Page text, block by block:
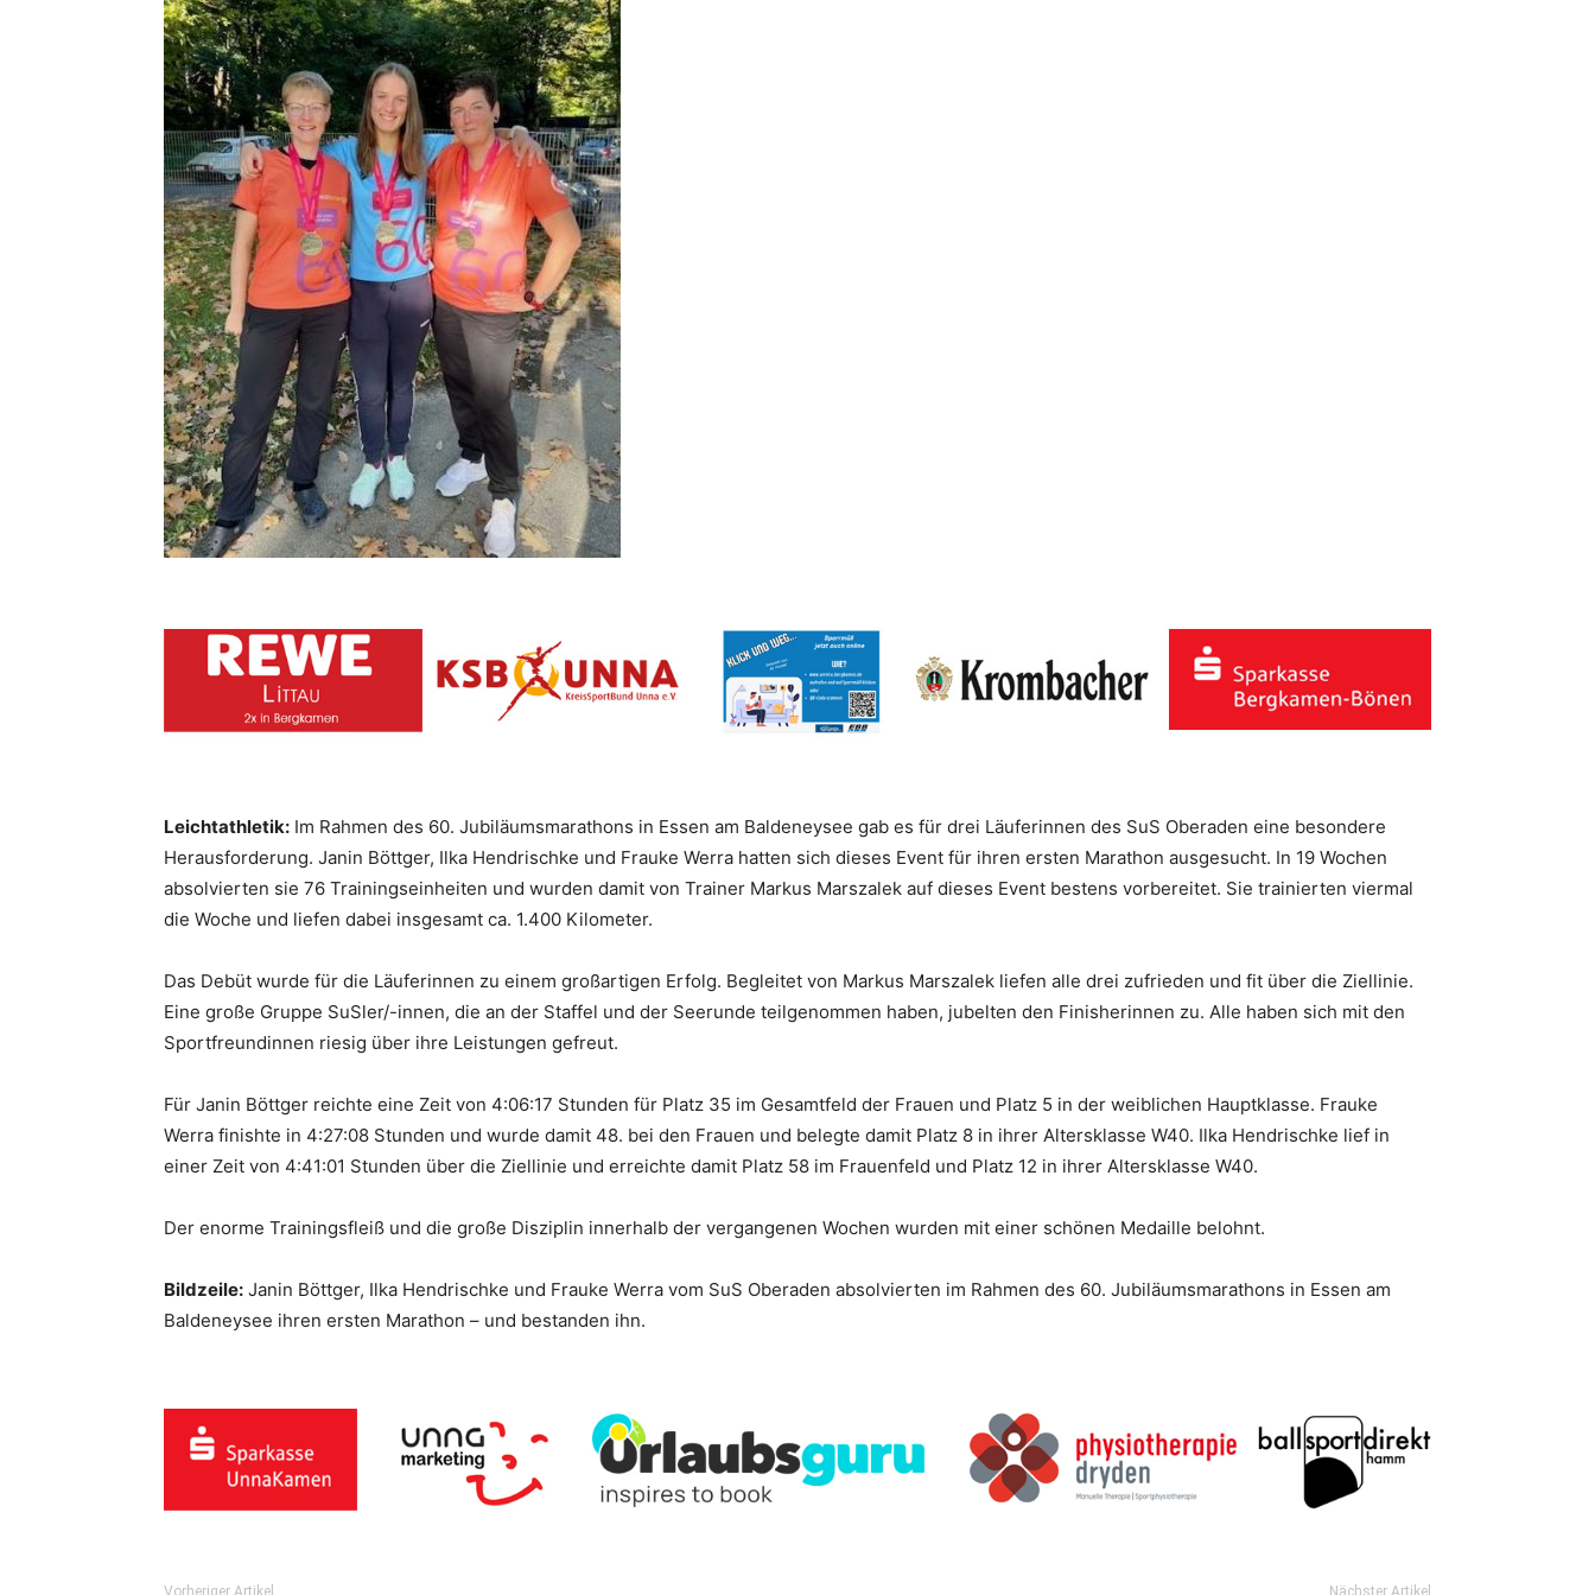
Leichtathletik: Im Rahmen des 60. Jubiläumsmarathons in Essen am Baldeneysee gab es für drei Läuferinnen des SuS Oberaden eine besondere
Herausforderung. Janin Böttger, Ilka Hendrischke und Frauke Werra hatten sich dieses Event für ihren ersten Marathon ausgesucht. In 19 Wochen
absolvierten sie 76 Trainingseinheiten und wurden damit von Trainer Markus Marszalek auf dieses Event bestens vorbereitet. Sie trainierten viermal
die Woche und liefen dabei insgesamt ca. 1.400 Kilometer.
Das Debüt wurde für die Läuferinnen zu einem großartigen Erfolg. Begleitet von Markus Marszalek liefen alle drei zufrieden und fit über die Ziellinie.
Eine große Gruppe SuSler/-innen, die an der Staffel und der Seerunde teilgenommen haben, jubelten den Finisherinnen zu. Alle haben sich mit den
Sportfreundinnen riesig über ihre Leistungen gefreut.
Für Janin Böttger reichte eine Zeit von 4:06:17 Stunden für Platz 35 im Gesamtfeld der Frauen und Platz 5 in der weiblichen Hauptklasse. Frauke
Werra finishte in 4:27:08 Stunden und wurde damit 48. bei den Frauen und belegte damit Platz 8 in ihrer Altersklasse W40. Ilka Hendrischke lief in
einer Zeit von 4:41:01 Stunden über die Ziellinie und erreichte damit Platz 58 im Frauenfeld und Platz 12 in ihrer Altersklasse W40.
Der enorme Trainingsfleiß und die große Disziplin innerhalb der vergangenen Wochen wurden mit einer schönen Medaille belohnt.
Bildzeile: Janin Böttger, Ilka Hendrischke und Frauke Werra vom SuS Oberaden absolvierten im Rahmen des 60. Jubiläumsmarathons in Essen am
Baldeneysee ihren ersten Marathon – und bestanden ihn.
Vorheriger Artikel Nächster Artikel